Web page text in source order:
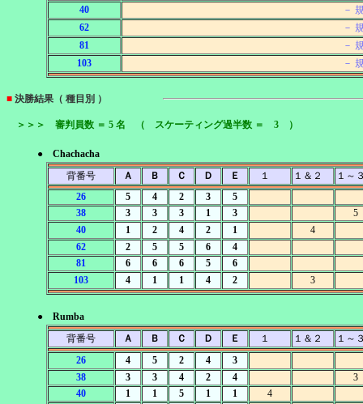
40
－
62
－
81
－
103
－
■ 決勝結果（ 種目別 ）
＞＞＞ 審判員数 ＝ 5 名 （ スケーティング過半数 ＝ 3 ）
● Chachacha
背番号
Ａ Ｂ Ｃ Ｄ Ｅ １ １＆２
１
26
5 4 2 3
5
38
3 3 3 1 3
5
40
1 2 4 2 1
4
62
2 5 5 6
4
81
6 6 6 5
6
103
4 1 1 4 2 3
● Rumba
背番号
Ａ Ｂ Ｃ Ｄ Ｅ １ １＆２
１
26
4 5 2 4
3
38
3 3 4 2 4
3
40
1 1 5 1 1
4